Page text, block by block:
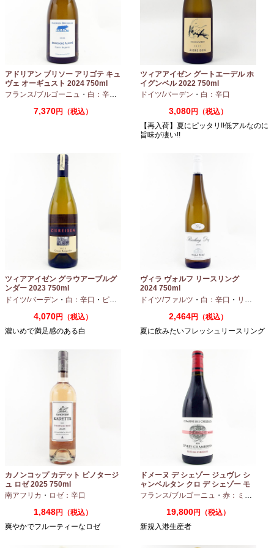
アドリアン ブリソー アリゴテ キュ
ヴェ オーギュスト 2024 750ml
フランス/ブルゴーニュ ・ 白：辛口 アリゴテ
7,370円（税込）
ツィアアイゼン グートエーデル ホ
イグンベル 2022 750ml
ドイツ/バーデン ・ 白：辛口
3,080円（税込）
【再入荷】夏にピッタリ!!低アルなのに
旨味が凄い!!
ツィアアイゼン グラウアーブルグ
ンダー 2023 750ml
ドイツ/バーデン ・ 白：辛口 ・ ピノグリ
4,070円（税込）
濃いめで満足感のある白
ヴィラ ヴォルフ リースリング
2024 750ml
ドイツ/ファルツ ・ 白：辛口 ・ リースリング
2,464円（税込）
夏に飲みたいフレッシュリースリング
カノンコップ カデット ピノタージ
ュ ロゼ 2025 750ml
南アフリカ ・ ロゼ：辛口
1,848円（税込）
爽やかでフルーティーなロゼ
ドメーヌ デ シェゾー ジュヴレ シ
ャンベルタン クロ デ シェゾー モ
ノポール 2023 750ml
フランス/ブルゴーニュ ・ 赤：ミディアムボディ
19,800円（税込）
新規入港生産者